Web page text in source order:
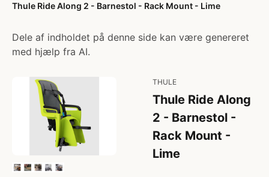
Thule Ride Along 2 - Barnestol - Rack Mount - Lime
Dele af indholdet på denne side kan være genereret
med hjælp fra AI.
THULE
Thule Ride Along
2 - Barnestol -
Rack Mount -
Lime